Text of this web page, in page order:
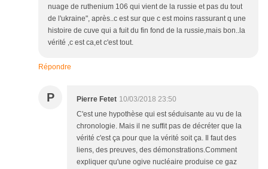
nuage de ruthenium 106 qui vient de la russie et pas du tout
de l'ukraine", après..c est sur que c est moins rassurant q une
histoire de cuve qui a fuit du fin fond de la russie,mais bon..la
vérité ,c est ca,et c'est tout.
Répondre
P Pierre Fetet 10/03/2018 23:50
C'est une hypothèse qui est séduisante au vu de la
chronologie. Mais il ne suffit pas de décréter que la
vérité c'est ça pour que la vérité soit ça. Il faut des
liens, des preuves, des démonstrations.Comment
expliquer qu'une ogive nucléaire produise ce gaz